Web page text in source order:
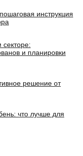
инструкция
и планировки
решение от
что лучше для